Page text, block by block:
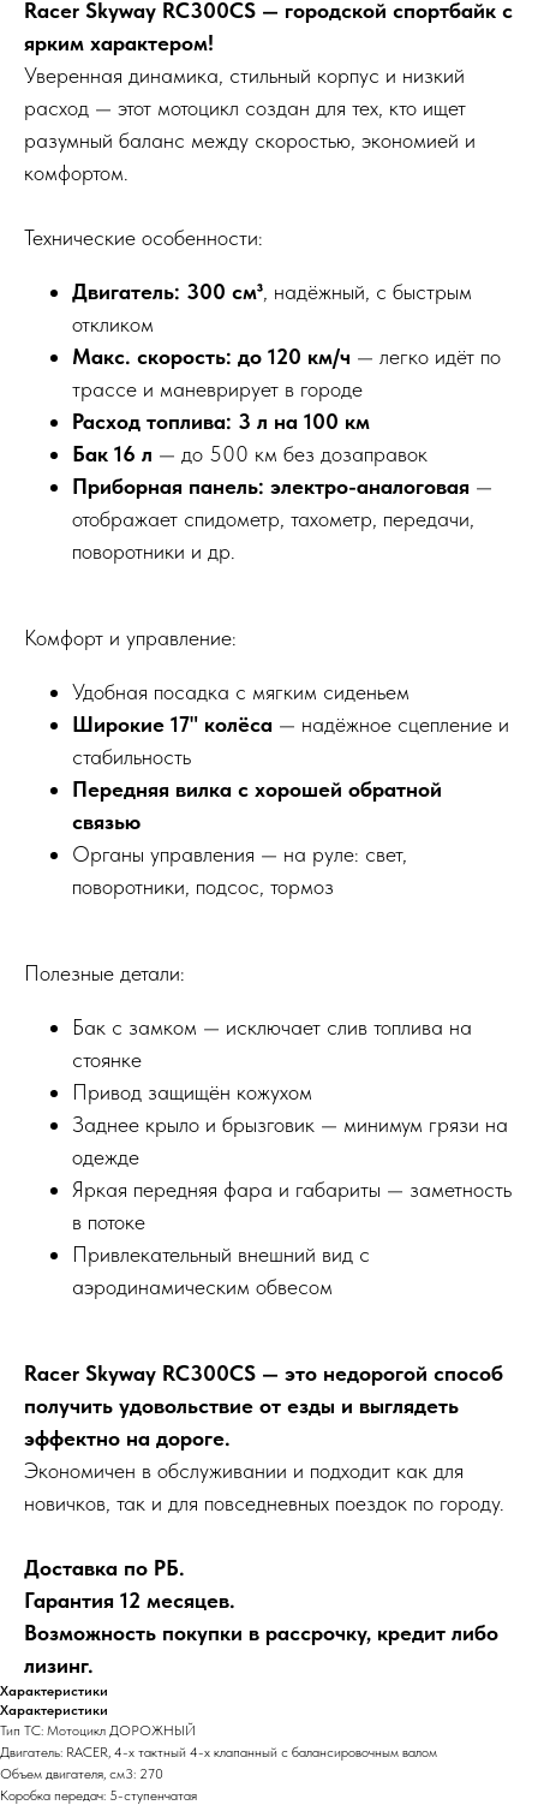
Racer Skyway RC300CS — городской спортбайк с
ярким характером!
Уверенная динамика, стильный корпус и низкий
расход — этот мотоцикл создан для тех, кто ищет
разумный баланс между скоростью, экономией и
комфортом.
Технические особенности:
Двигатель: 300 см³, надёжный, с быстрым
откликом
Макс. скорость: до 120 км/ч — легко идёт по
трассе и маневрирует в городе
Расход топлива: 3 л на 100 км
Бак 16 л — до 500 км без дозаправок
Приборная панель: электро-аналоговая —
отображает спидометр, тахометр, передачи,
поворотники и др.
Комфорт и управление:
Удобная посадка с мягким сиденьем
Широкие 17" колёса — надёжное сцепление и
стабильность
Передняя вилка с хорошей обратной
связью
Органы управления — на руле: свет,
поворотники, подсос, тормоз
Полезные детали:
Бак с замком — исключает слив топлива на
стоянке
Привод защищён кожухом
Заднее крыло и брызговик — минимум грязи на
одежде
Яркая передняя фара и габариты — заметность
в потоке
Привлекательный внешний вид с
аэродинамическим обвесом
Racer Skyway RC300CS — это недорогой способ
получить удовольствие от езды и выглядеть
эффектно на дороге.
Экономичен в обслуживании и подходит как для
новичков, так и для повседневных поездок по городу.
Доставка по РБ.
Гарантия 12 месяцев.
Возможность покупки в рассрочку, кредит либо
лизинг.
Характеристики
Характеристики
Тип ТС: Мотоцикл ДОРОЖНЫЙ
Двигатель: RACER, 4-х тактный 4-х клапанный с балансировочным валом
Объем двигателя, см3: 270
Коробка передач: 5-ступенчатая